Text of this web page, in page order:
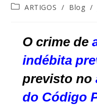
ARTIGOS / Blog /
O crime de
indébita
previsto no
do Código